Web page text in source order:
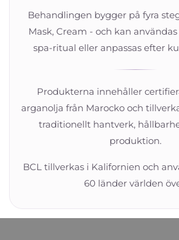
Behandlingen bygger på fyra
Mask, Cream - och kan
spa-ritual eller anpassas efter
Produkterna innehåller
arganolja från Marocko och
traditionellt hantverk,
produktion.
BCL tillverkas i Kalifornien och
60 länder världen